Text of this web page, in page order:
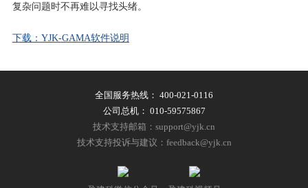
复杂问题时不再难以寻找头绪。
下载：YJK-GAMA软件说明
全国服务热线： 400-021-0116
公司总机： 010-59575867
技术支持邮箱：support@yjk.cn
技术支持投诉与建议：feedback@yjk.cn